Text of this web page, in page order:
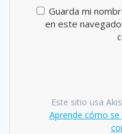
Guarda mi
en este
Este sitio usa
Aprende cómo